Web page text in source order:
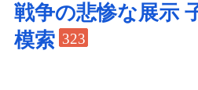
戦争の悲惨な展示
模索 323